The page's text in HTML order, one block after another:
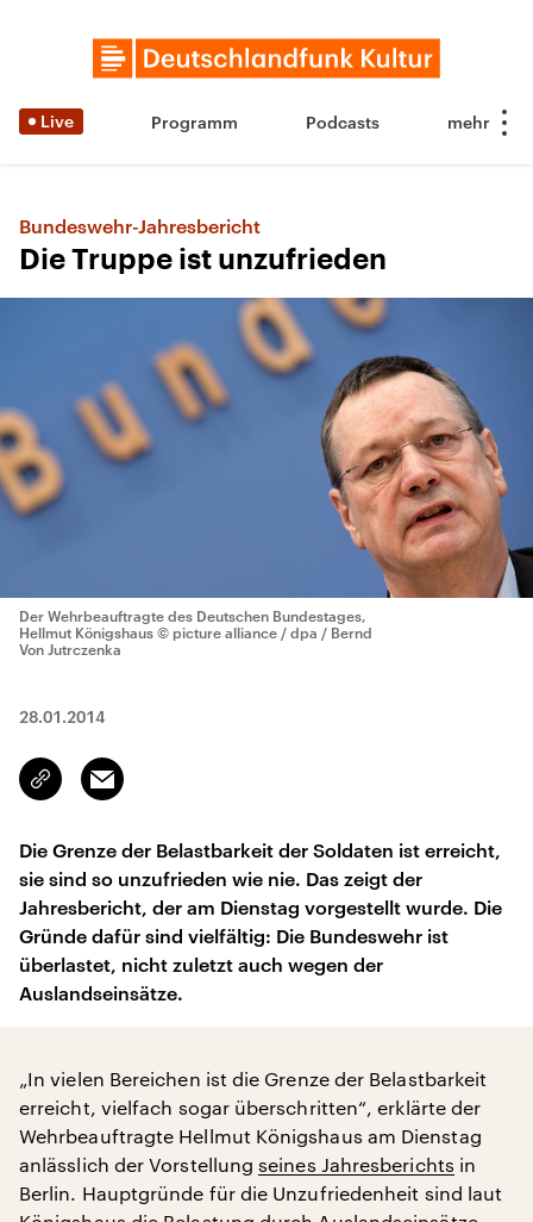
Live Programm Podcasts
Bundeswehr-Jahresbericht
Die Truppe ist unzufrieden
Der Wehrbeauftragte des Deutschen Bundestages,
Hellmut Königshaus © picture alliance / dpa / Bernd
Von Jutrczenka
28.01.2014
Link
kopieren/teilen
Email
Die Grenze der Belastbarkeit der Soldaten ist erreicht,
sie sind so unzufrieden wie nie. Das zeigt der
Jahresbericht, der am Dienstag vorgestellt wurde. Die
Gründe dafür sind vielfältig: Die Bundeswehr ist
überlastet, nicht zuletzt auch wegen der
Auslandseinsätze.
„In vielen Bereichen ist die Grenze der Belastbarkeit
erreicht, vielfach sogar überschritten“, erklärte der
Wehrbeauftragte Hellmut Königshaus am Dienstag
anlässlich der Vorstellungseines Jahresberichts in
Berlin. Hauptgründe für die Unzufriedenheit sind laut